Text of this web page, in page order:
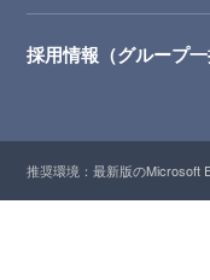
採用情報（グループ一
推奨環境：最新版のMicrosoft